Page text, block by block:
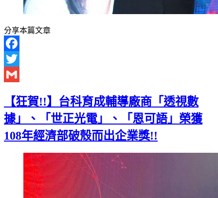
分享本篇文章
Facebook
Twitter
【狂賀!!】台科育成輔導廠商「透視數
據」、「世正光電」、「恩可語」榮獲
108年經濟部破殼而出企業獎!!